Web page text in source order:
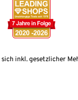
sich inkl. gesetzlicher